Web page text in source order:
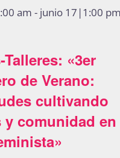
«3er
de Verano:
cultivando
y comunidad en
am - junio 17|1:00 pm